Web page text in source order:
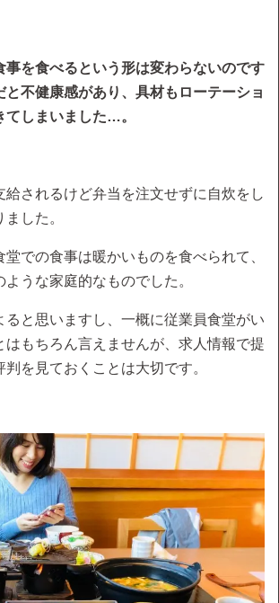
事を食べるという形は変わらないのです
と不健康感があり、具材もローテーショ
てしまいました…。
給されるけど弁当を注文せずに自炊をし
した。
堂での食事は暖かいものを食べられて、
うな家庭的なものでした。
ると思いますし、一概に従業員食堂がい
はもちろん言えませんが、求人情報で提
を見ておくことは大切です。